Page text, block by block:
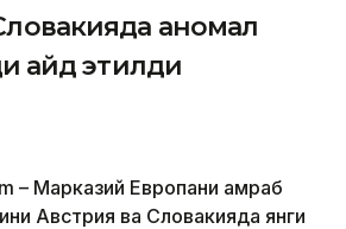
аномал
қайд этилди
– Марказий Европани қамраб
Австрия ва Словакияда янги